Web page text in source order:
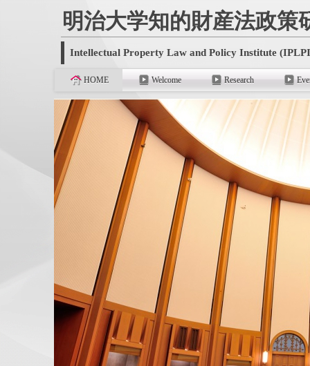
明治大学知的財産法政策
Intellectual Property Law and Policy Institute
HOME Welcome Research